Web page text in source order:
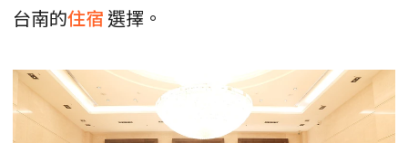
台南的住宿 選擇。